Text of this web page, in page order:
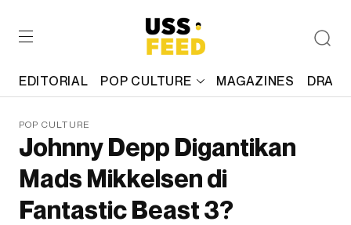
EDITORIAL POP CULTURE MAGAZINES
POP CULTURE
Johnny Depp Digantikan
Mads Mikkelsen di
Fantastic Beast 3?